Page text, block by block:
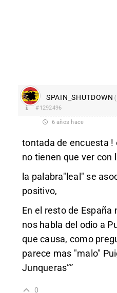
SPAIN_SHUTDOWN
#1292496
6 años hace
tontada de encuesta
no tienen que ver con
la palabra"leal" se
positivo,
En el resto de
nos habla del odio a
que causa, como
parece mas "malo"
Junqueras””
0